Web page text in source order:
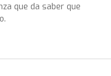
que da saber que